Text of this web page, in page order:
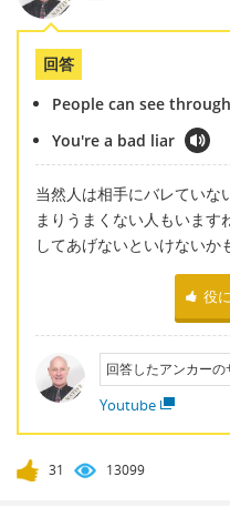
回答
People can see
You're a bad liar
当然人は相手にバレていな
まりうまくない人もいま
してあげないといけないか
役
回答したアンカーの
Youtube
31 13099